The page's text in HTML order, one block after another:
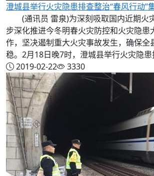
澄城县举行火灾隐患排查整治“春风行动”
(通讯员 雷泉)为深刻吸取国内近期火
步深化推进今冬明春火灾防控和火灾隐患
作，坚决遏制重大火灾事故发生，确保全
稳。2月18日晚7时，澄城县举行火灾隐患
2019-02-22
3330